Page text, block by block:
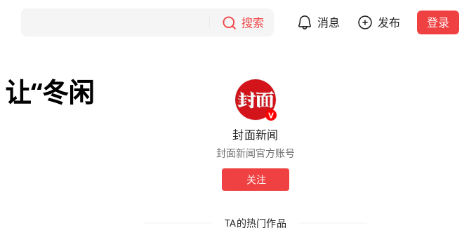
搜索 消息 发布 登录
“冬闲
封面新闻
封面新闻官方账号
关注
TA的热门作品